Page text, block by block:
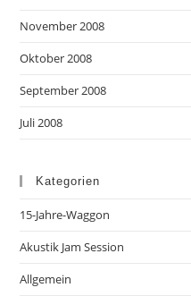
November 2008
Oktober 2008
September 2008
Juli 2008
Kategorien
15-Jahre-Waggon
Akustik Jam Session
Allgemein